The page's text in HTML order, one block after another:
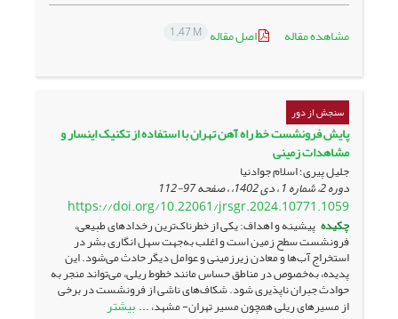
مشاهده مقاله اصل مقاله 1.47 M
سنجش از دور
پایش فرونشست خط ‌راه آهن تهران با استفاده از تکنیک اینسار و
مشاهدات زمینی
جلیل پیری؛ اسلام جوادنیا
دوره 2، شماره 1 ، دی 1402، ، صفحه 97-112
https://doi.org/10.22061/jrsgr.2024.10771.1059
چکیده پیشینه و اهداف: یکی از خطرناک‌ترین رخداد‌های طبیعی،
فرونشست سطح زمین است و اغلب به‌جهت سهل انگاری بشر در
استخراج آب‌ها و معادن زیرزمینی و عوامل دیگر حادث می‌شود. این
پدیده، به‌خصوص در مناطق حساس مانند خطوط ریلی، می‌تواند منجر به
حوادث جبران ناپذیری شود. شکاف‌های ناشی از فرونشست در برخی
از مسیر‌های ریلی همچون مسیر تهران- مشهد، ... بیشتر